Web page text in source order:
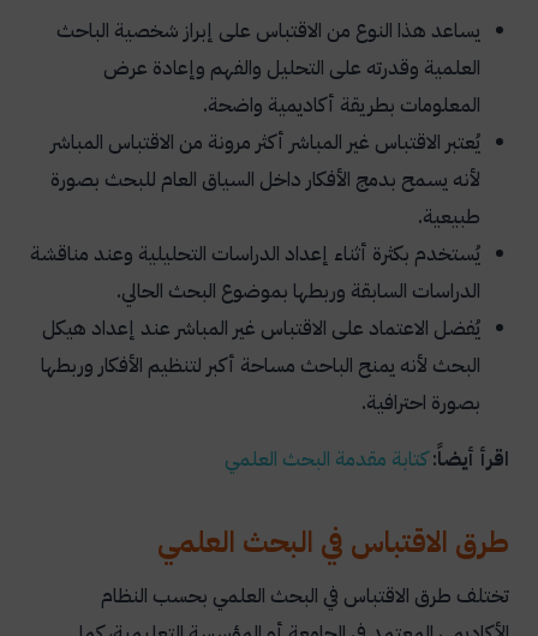
يساعد هذا النوع من الاقتباس على إبراز شخصية الباحث
العلمية وقدرته على التحليل والفهم وإعادة عرض
المعلومات بطريقة أكاديمية واضحة.
يُعتبر الاقتباس غير المباشر أكثر مرونة من الاقتباس المباشر
لأنه يسمح بدمج الأفكار داخل السياق العام للبحث بصورة
طبيعية.
يُستخدم بكثرة أثناء إعداد الدراسات التحليلية وعند مناقشة
الدراسات السابقة وربطها بموضوع البحث الحالي.
يُفضل الاعتماد على الاقتباس غير المباشر عند إعداد هيكل
البحث لأنه يمنح الباحث مساحة أكبر لتنظيم الأفكار وربطها
بصورة احترافية.
اقرأ أيضاً:كتابة مقدمة البحث العلمي
طرق الاقتباس في البحث العلمي
تختلف طرق الاقتباس في البحث العلمي بحسب النظام